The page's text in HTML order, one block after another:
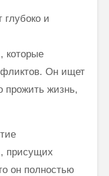
глубоко и
которые
Он ищет
жизнь,
прису­щих
он полностью